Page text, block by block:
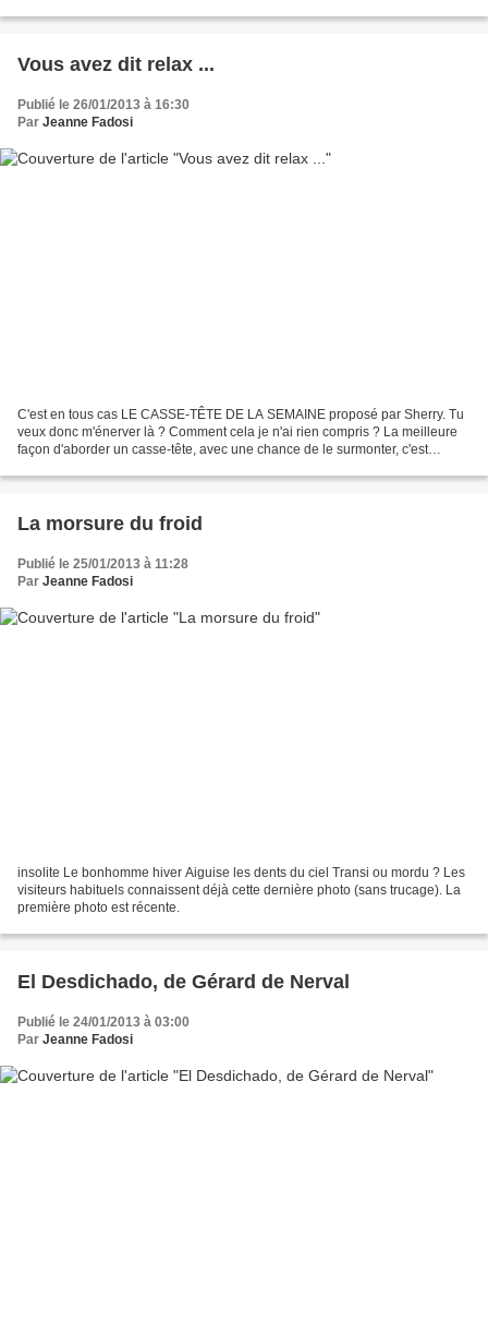
Vous avez dit relax ...
Publié le 26/01/2013 à 16:30
Par Jeanne Fadosi
C'est en tous cas LE CASSE-TÊTE DE LA SEMAINE proposé par Sherry. Tu
veux donc m'énerver là ? Comment cela je n'ai rien compris ? La meilleure
façon d'aborder un casse-tête, avec une chance de le surmonter, c'est
La morsure du froid
Publié le 25/01/2013 à 11:28
Par Jeanne Fadosi
insolite Le bonhomme hiver Aiguise les dents du ciel Transi ou mordu ? Les
visiteurs habituels connaissent déjà cette dernière photo (sans trucage). La
première photo est récente.
El Desdichado, de Gérard de Nerval
Publié le 24/01/2013 à 03:00
Par Jeanne Fadosi